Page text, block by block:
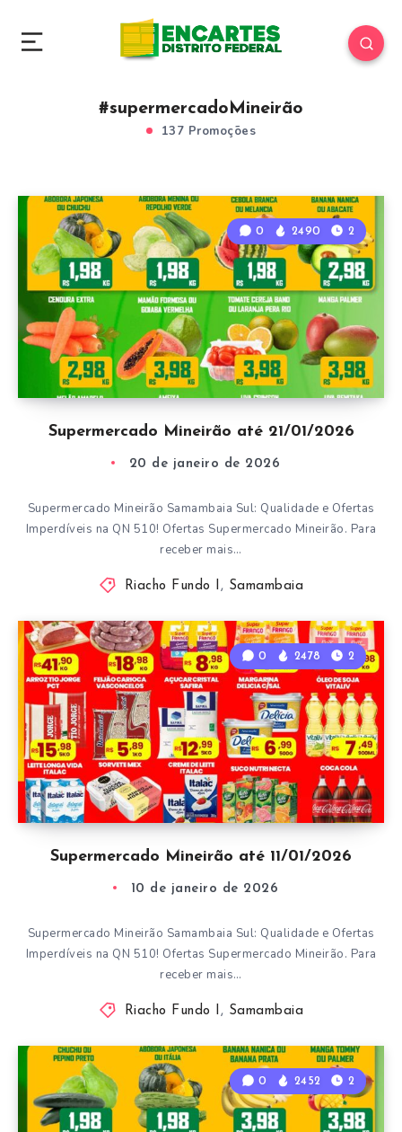
#supermercadoMineirão
137 Promoções
Supermercado Mineirão até 21/01/2026
0 2490 2
20 de janeiro de 2026
Supermercado Mineirão Samambaia Sul: Qualidade e Ofertas
Imperdíveis na QN 510! Ofertas Supermercado Mineirão. Para
receber mais…
Riacho Fundo I , Samambaia
Supermercado Mineirão até 11/01/2026
0 2478 2
10 de janeiro de 2026
Supermercado Mineirão Samambaia Sul: Qualidade e Ofertas
Imperdíveis na QN 510! Ofertas Supermercado Mineirão. Para
receber mais…
Riacho Fundo I , Samambaia
0 2452 2